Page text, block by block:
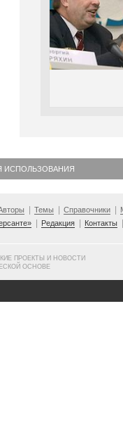
ИСПОЛЬЗОВАНИЯ
Темы Справочники
Редакция Контакты
ПРОЕКТЫ И НОВОСТИ
ОСНОВЕ